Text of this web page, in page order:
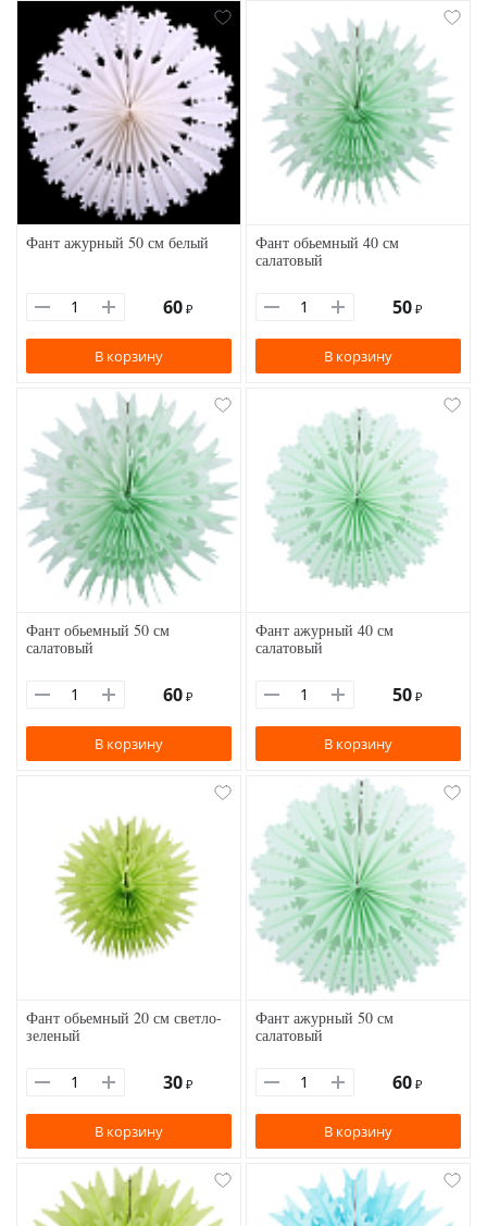
Фант ажурный 50 см белый
60 ₽
В корзину
Фант обьемный 40 см
салатовый
50 ₽
В корзину
Фант обьемный 50 см
салатовый
60 ₽
В корзину
Фант ажурный 40 см
салатовый
50 ₽
В корзину
Фант обьемный 20 см светло-
зеленый
30 ₽
В корзину
Фант ажурный 50 см
салатовый
60 ₽
В корзину